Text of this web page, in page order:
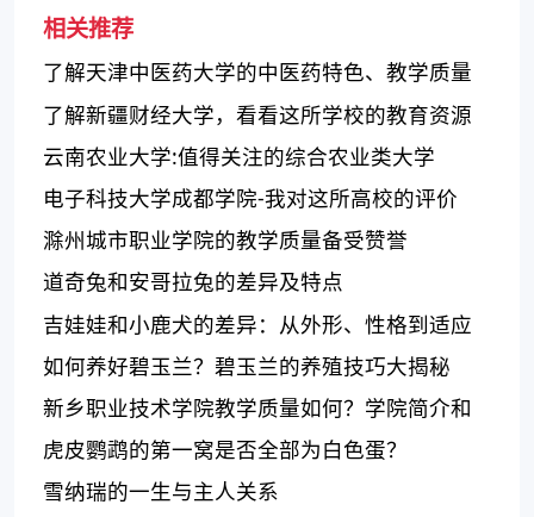
相关推荐
了解天津中医药大学的中医药特色、教学质量
和科研实力
了解新疆财经大学，看看这所学校的教育资源
和师资力量
云南农业大学:值得关注的综合农业类大学
电子科技大学成都学院-我对这所高校的评价
滁州城市职业学院的教学质量备受赞誉
道奇兔和安哥拉兔的差异及特点
吉娃娃和小鹿犬的差异：从外形、性格到适应
环境
如何养好碧玉兰？碧玉兰的养殖技巧大揭秘
新乡职业技术学院教学质量如何？学院简介和
评价！
虎皮鹦鹉的第一窝是否全部为白色蛋？
雪纳瑞的一生与主人关系